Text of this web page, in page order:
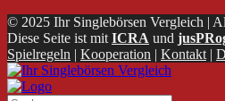
© 2025 Ihr Singlebörsen Vergleich |
Diese Seite ist mit ICRA und
Spielregeln | Kooperation | Kontakt |